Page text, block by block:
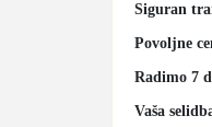
Siguran
Povoljne
Radimo 7
Vaša